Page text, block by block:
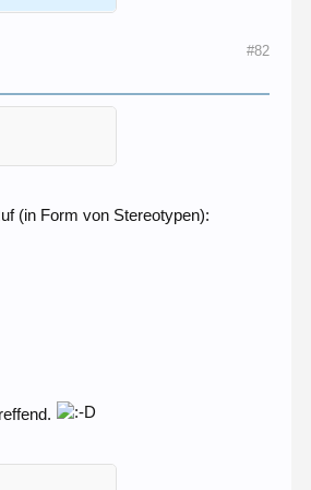
vor.... als ich
ganz arg, daß
#82
(in Form von Stereotypen):